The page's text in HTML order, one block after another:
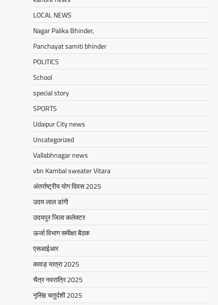
LOCAL NEWS
Nagar Palika Bhinder,
Panchayat samiti bhinder
POLITICS
School
special story
SPORTS
Udaipur City news
Uncategorized
Vallabhnagar news
vbn Kambal sweater Vitara
अंतर्राष्ट्रीय योग दिवस 2025
उदय लाल डांगी
उदयपुर जिला कलेक्टर
ऊर्जा विभाग समीक्षा बैठक
एसआईआर
कावड़ यात्रा 2025
चैत्र नवरात्रि 2025
नृसिंह चतुर्दशी 2025
मेवाड़ी खबर@उदयपुर।दूर संचार सलाहकार समिति की
बैठक बुधवार को भारत संचार निगम लिमिटेड बीएसएनएल
के सभागार में सांसद उदयपुर डॉ.…
Facebook
EmailWhatsApp
Reddit
X
Share
मुख्यमंत्री का उदयपुर दौरा’मुख्यमंत्री
भजनलाल शर्मा ने उदयपुर जिले को दी
विभिन्न विकास कार्यों की सौगातें’’421
करोड़ रुपये के कार्यों का किया लोकार्पण एवं
शिलान्यास’’महत्वाकांक्षी जल परियोजनाओं
पर हो रहा तेजी से काम’
Mewari Khabar August 2, 2026
मेवाड़ी खबर@उदयपुर/जयपुर। मुख्यमंत्री भजनलाल शर्मा
ने कहा कि राज्य सरकार ने राजस्थान के विकास का
रोडमैप बनाया, जिसके तहत पानी,…
Facebook
EmailWhatsApp
Reddit
X
Share
BLOG